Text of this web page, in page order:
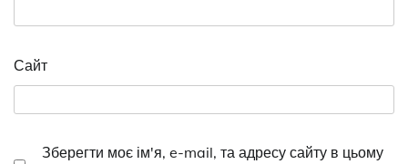
Сайт
Зберегти моє ім'я, e-mail, та адресу сайту в цьому